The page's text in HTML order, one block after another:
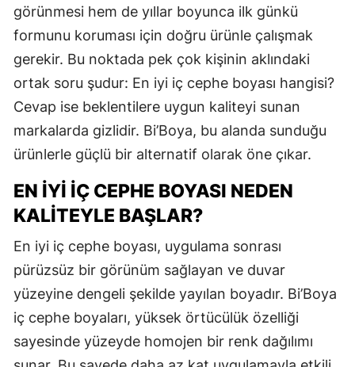
görünmesi hem de yıllar boyunca ilk günkü
formunu koruması için doğru ürünle çalışmak
gerekir. Bu noktada pek çok kişinin aklındaki
ortak soru şudur: En iyi iç cephe boyası hangisi?
Cevap ise beklentilere uygun kaliteyi sunan
markalarda gizlidir. Bi’Boya, bu alanda sunduğu
ürünlerle güçlü bir alternatif olarak öne çıkar.
EN İYI İÇ CEPHE BOYASI NEDEN
KALITEYLE BAŞLAR?
En iyi iç cephe boyası, uygulama sonrası
pürüzsüz bir görünüm sağlayan ve duvar
yüzeyine dengeli şekilde yayılan boyadır. Bi’Boya
iç cephe boyaları, yüksek örtücülük özelliği
sayesinde yüzeyde homojen bir renk dağılımı